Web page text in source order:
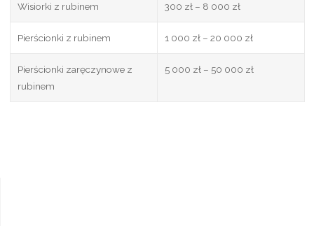
Wisiorki z rubinem 300 zł – 8 000 zł
Pierścionki z rubinem 1 000 zł – 20 000 zł
Pierścionki zaręczynowe z
rubinem
5 000 zł – 50 000 zł